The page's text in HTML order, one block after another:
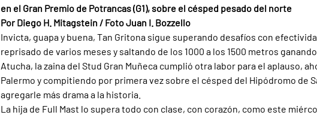
en el Gran Premio de Potrancas (G1), sobre el césped pesado del norte
Por Diego H. Mitagstein / Foto Juan I. Bozzello
Invicta, guapa y buena, Tan Gritona sigue superando desafíos con
reprisado de varios meses y saltando de los 1000 a los 1500 metros
Atucha, la zaina del Stud Gran Muñeca cumplió otra labor para el aplauso,
Palermo y compitiendo por primera vez sobre el césped del Hipódromo de
agregarle más drama a la historia.
La hija de Full Mast lo supera todo con clase, con corazón, como este